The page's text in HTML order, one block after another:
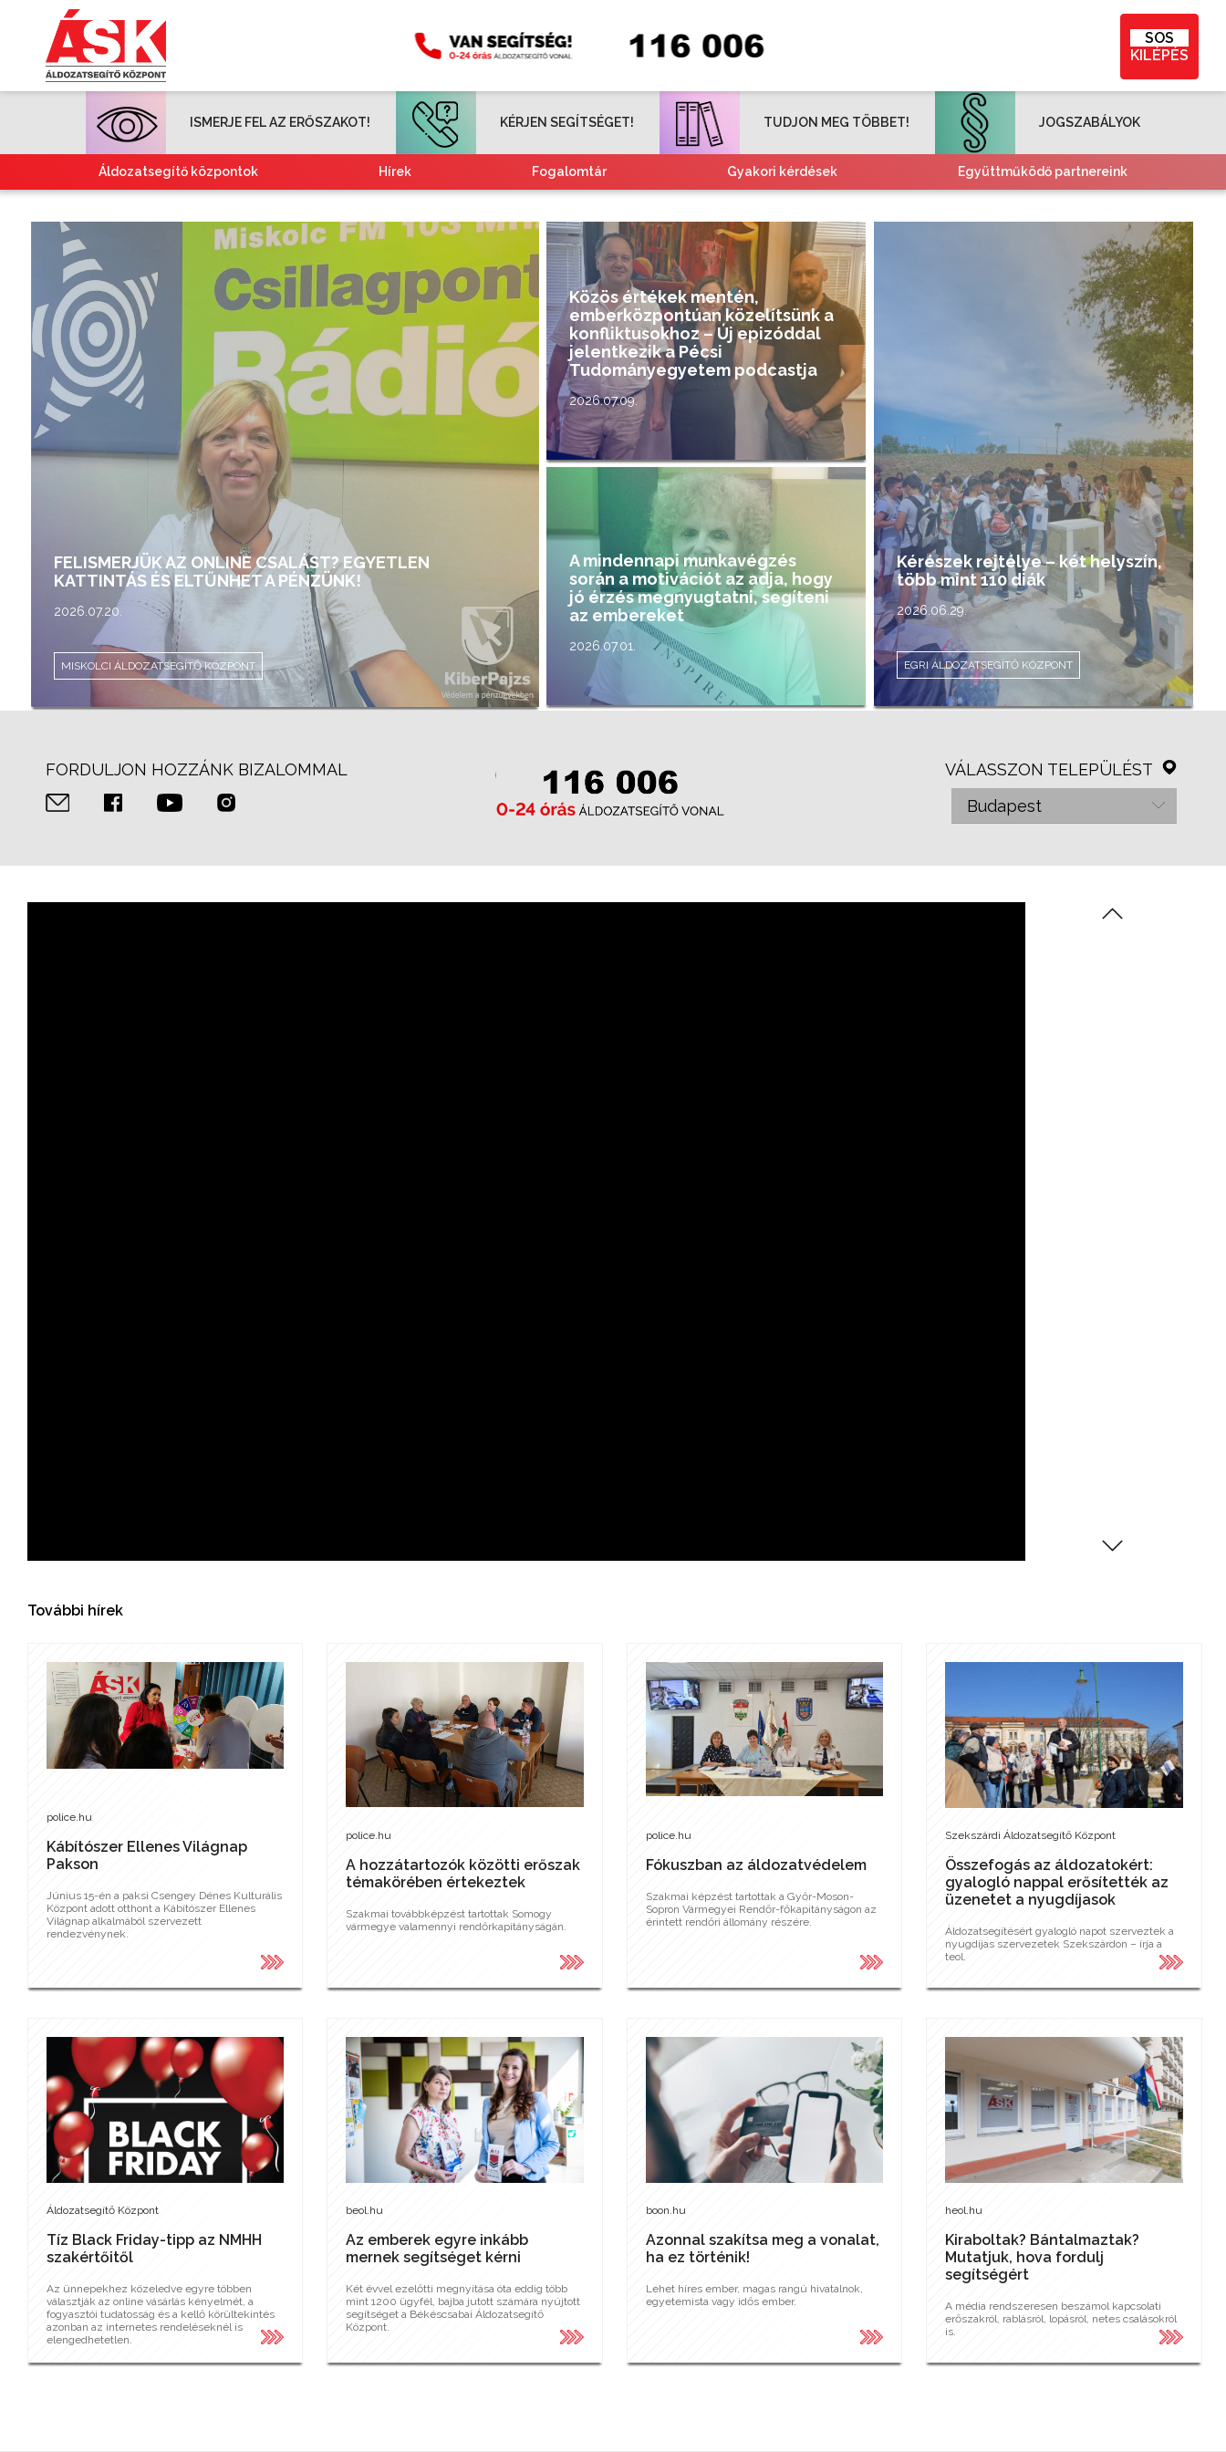
SOS
KILÉPÉS
ISMERJE FEL AZ ERŐSZAKOT! KÉRJEN SEGÍTSÉGET! TUDJON MEG TÖBBET! JOGSZABÁLYOK
Áldozatsegítő központok Hírek Fogalomtár Gyakori kérdések Együttműködő partnereink
FELISMERJÜK AZ ONLINE CSALÁST? EGYETLEN
KATTINTÁS ÉS ELTŰNHET A PÉNZÜNK!
2026.07.20.
MISKOLCI ÁLDOZATSEGÍTŐ KÖZPONT
Közös értékek mentén,
emberközpontúan közelítsünk a
konfliktusokhoz – Új epizóddal
jelentkezik a Pécsi
Tudományegyetem podcastja
2026.07.09.
A mindennapi munkavégzés
során a motivációt az adja, hogy
jó érzés megnyugtatni, segíteni
az embereket
2026.07.01.
Kérészek rejtélye – két helyszín,
több mint 110 diák
2026.06.29.
EGRI ÁLDOZATSEGÍTŐ KÖZPONT
FORDULJON HOZZÁNK BIZALOMMAL
VÁLASSZON TELEPÜLÉST
Budapest
További hírek
police.hu
Kábítószer Ellenes Világnap
Pakson
Június 15-én a paksi Csengey Dénes Kulturális
Központ adott otthont a Kábítószer Ellenes
Világnap alkalmából szervezett
rendezvénynek.
police.hu
A hozzátartozók közötti erőszak
témakörében értekeztek
Szakmai továbbképzést tartottak Somogy
vármegye valamennyi rendőrkapitányságán.
police.hu
Fókuszban az áldozatvédelem
Szakmai képzést tartottak a Győr-Moson-
Sopron Vármegyei Rendőr-főkapitányságon az
érintett rendőri állomány részére.
Szekszárdi Áldozatsegítő Központ
Összefogás az áldozatokért:
gyalogló nappal erősítették az
üzenetet a nyugdíjasok
Áldozatsegítésért gyalogló napot szerveztek a
nyugdíjas szervezetek Szekszárdon – írja a
teol.
Áldozatsegítő Központ
Tíz Black Friday-tipp az NMHH
szakértőitől
Az ünnepekhez közeledve egyre többen
választják az online vásárlás kényelmét, a
fogyasztói tudatosság és a kellő körültekintés
azonban az internetes rendeléseknél is
elengedhetetlen.
beol.hu
Az emberek egyre inkább
mernek segítséget kérni
Két évvel ezelőtti megnyitása óta eddig több
mint 1200 ügyfél, bajba jutott számára nyújtott
segítséget a Békéscsabai Áldozatsegítő
Központ.
boon.hu
Azonnal szakítsa meg a vonalat,
ha ez történik!
Lehet híres ember, magas rangú hivatalnok,
egyetemista vagy idős ember.
heol.hu
Kiraboltak? Bántalmaztak?
Mutatjuk, hova fordulj
segítségért
A média rendszeresen beszámol kapcsolati
erőszakról, rablásról, lopásról, netes csalásokról
is.